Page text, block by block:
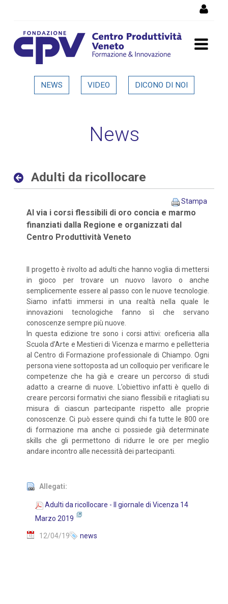
Adulti da ricollocare -
NEWS VIDEO DICONO DI NOI
News
Adulti da ricollocare
Stampa
Al via i corsi flessibili di oro concia e marmo
finanziati dalla Regione e organizzati dal
Centro Produttività Veneto
Il progetto è rivolto ad adulti che hanno voglia di mettersi
in gioco per trovare un nuovo lavoro o anche
semplicemente essere al passo con le nuove tecnologie.
Siamo infatti immersi in una realtà nella quale le
innovazioni tecnologiche fanno sì che servano
conoscenze sempre più nuove.
In questa edizione tre sono i corsi attivi: oreficeria alla
Scuola d’Arte e Mestieri di Vicenza e marmo e pelletteria
al Centro di Formazione professionale di Chiampo. Ogni
persona viene sottoposta ad un colloquio per verificare le
competenze che ha già e creare un percorso di studi
adatto a crearne di nuove. L’obiettivo infatti è quello di
creare percorsi formativi che siano flessibili e ritagliati su
misura di ciascun partecipante rispetto alle proprie
conoscenze. Ci può essere quindi chi fa tutte le 800 ore
di formazione ma anche ci possiede già determinate
skills che gli permettono di ridurre le ore per meglio
andare incontro alle necessità dei partecipanti.
Allegati:
Adulti da ricollocare - Il giornale di Vicenza 14
Marzo 2019
12/04/19 news